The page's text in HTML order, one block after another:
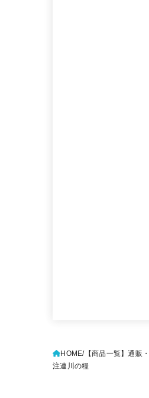
HOME 【商品一覧】通販
注連川の糧